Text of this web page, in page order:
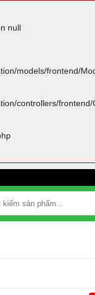
null
models/frontend/
controllers/